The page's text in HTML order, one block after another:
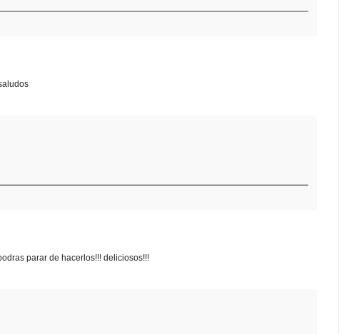
parar de hacerlos!!! deliciosos!!!